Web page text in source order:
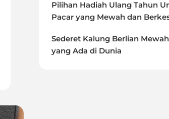
Pilihan Hadiah Ulang Tahun
Pacar yang Mewah dan
Sederet Kalung Berlian Mewah
yang Ada di Dunia